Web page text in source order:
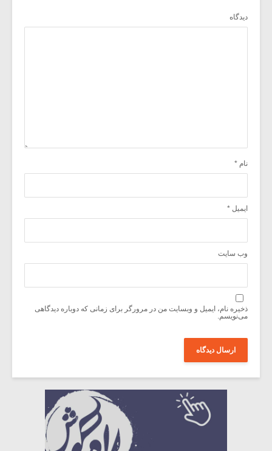
دیدگاه
نام *
ایمیل *
وب‌ سایت
ذخیره نام، ایمیل و وبسایت من در مرورگر برای زمانی که دوباره دیدگاهی
می‌نویسم.